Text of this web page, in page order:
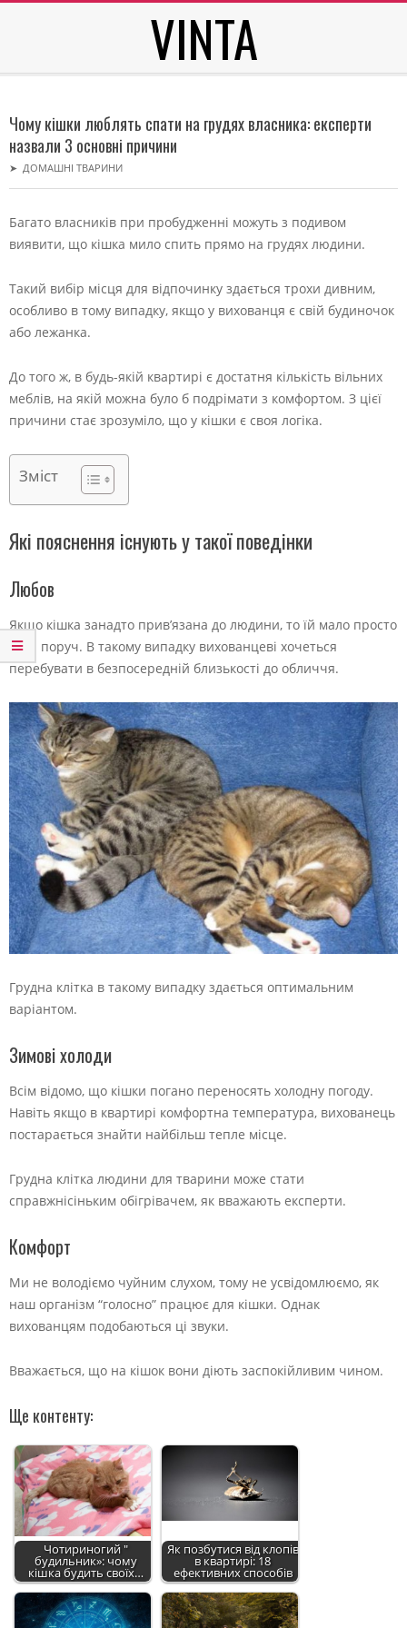
VINTA
Menu
Чому кішки люблять спати на грудях власника: експерти
назвали 3 основні причини
➤ ДОМАШНІ ТВАРИНИ
Багато власників при пробудженні можуть з подивом
виявити, що кішка мило спить прямо на грудях людини.
Такий вибір місця для відпочинку здається трохи дивним,
особливо в тому випадку, якщо у вихованця є свій будиночок
або лежанка.
До того ж, в будь-якій квартирі є достатня кількість вільних
меблів, на якій можна було б подрімати з комфортом. З цієї
причини стає зрозуміло, що у кішки є своя логіка.
Зміст
Які пояснення існують у такої поведінки
Любов
Якщо кішка занадто прив’язана до людини, то їй мало просто
бути поруч. В такому випадку вихованцеві хочеться
перебувати в безпосередній близькості до обличчя.
Грудна клітка в такому випадку здається оптимальним
варіантом.
Зимові холоди
Всім відомо, що кішки погано переносять холодну погоду.
Навіть якщо в квартирі комфортна температура, вихованець
постарається знайти найбільш тепле місце.
Грудна клітка людини для тварини може стати
справжнісіньким обігрівачем, як вважають експерти.
Комфорт
Ми не володіємо чуйним слухом, тому не усвідомлюємо, як
наш організм “голосно” працює для кішки. Однак
вихованцям подобаються ці звуки.
Вважається, що на кішок вони діють заспокійливим чином.
Ще контенту:
Чотириногий "
будильник»: чому
кішка будить своїх…
Як позбутися від клопів
в квартирі: 18
ефективних способів